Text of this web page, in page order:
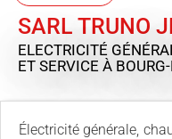
SARL TRUNO
ELECTRICITÉ
ET SERVICE À
Électricité générale,